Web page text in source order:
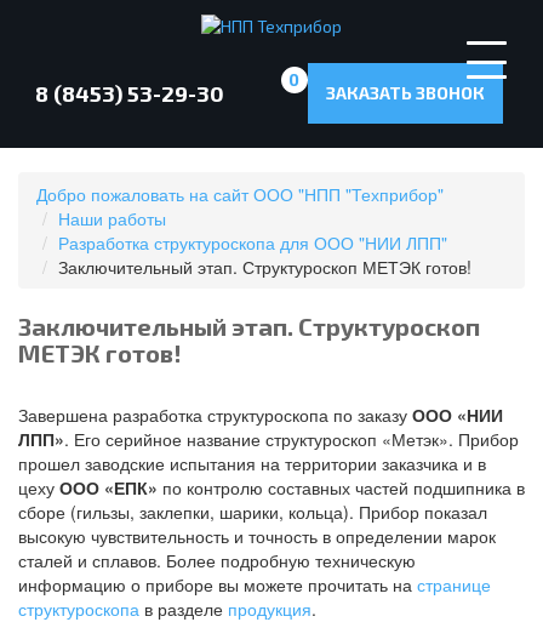
8 (8453) 53-29-30
0
ЗАКАЗАТЬ ЗВОНОК
Добро пожаловать на сайт ООО "НПП "Техприбор"
Наши работы
Разработка структуроскопа для ООО "НИИ ЛПП"
Заключительный этап. Структуроскоп МЕТЭК готов!
Заключительный этап. Структуроскоп
МЕТЭК готов!
Завершена разработка структуроскопа по заказу ООО «НИИ
ЛПП». Его серийное название структуроскоп «Метэк». Прибор
прошел заводские испытания на территории заказчика и в
цеху ООО «ЕПК» по контролю составных частей подшипника в
сборе (гильзы, заклепки, шарики, кольца). Прибор показал
высокую чувствительность и точность в определении марок
сталей и сплавов. Более подробную техническую
информацию о приборе вы можете прочитать на странице
структуроскопа в разделе продукция.